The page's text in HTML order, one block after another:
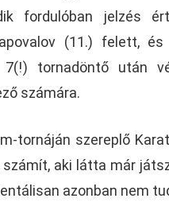
fordulóban jelzés
(11.) felett,
tornadöntő után
számára.
tornáján szereplő
aki látta már
azonban nem